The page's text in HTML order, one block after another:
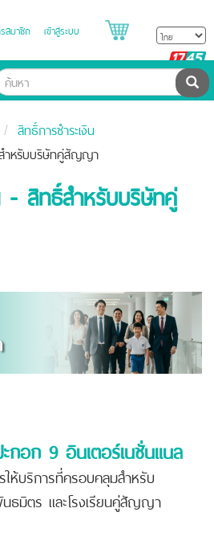
สมาชิก เข้าสู่ระบบ
ค้น
สิทธิ์การชำระเงิน
ำหรับบริษัทคู่สัญญา
- สิทธิ์สำหรับบริษัทคู่
กอก 9 อินเตอร์เนชั่นแนล
ห้บริการที่ครอบคลุมสำหรับ
ธมิตร และโรงเรียนคู่สัญญา